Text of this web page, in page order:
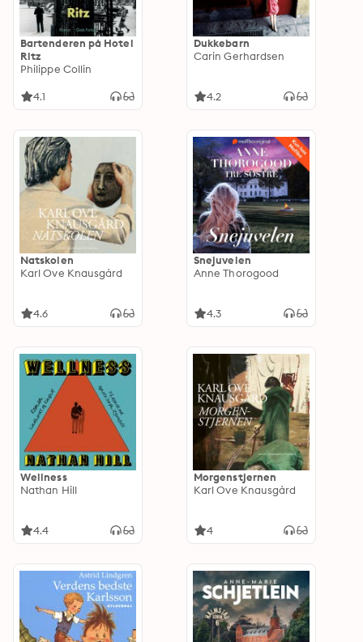
Bartenderen på Hotel
Ritz
Philippe Collin
4.1
Dukkebarn
Carin Gerhardsen
4.2
Natskolen
Karl Ove Knausgård
4.6
Snejuvelen
Anne Thorogood
4.3
Wellness
Nathan Hill
4.4
Morgenstjernen
Karl Ove Knausgård
4